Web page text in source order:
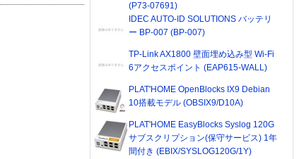
(P73-07691)
IDEC AUTO-ID SOLUTIONS バッテリ
ー BP-007 (BP-007)
TP-Link AX1800 壁面埋め込み型 Wi-Fi
6アクセスポイント (EAP615-WALL)
PLAT'HOME OpenBlocks IX9 Debian
10搭載モデル (OBSIX9/D10A)
PLAT'HOME EasyBlocks Syslog 120G
サブスクリプション(保守サービス) 1年
間付き (EBIX/SYSLOG120G/1Y)